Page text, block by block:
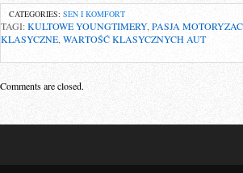
CATEGORIES: SEN I KOMFORT
TAGI:KULTOWE YOUNGTIMERY, PASJA
KLASYCZNE WARTOŚĆ KLASYCZNYCH AUT
Comments are closed.